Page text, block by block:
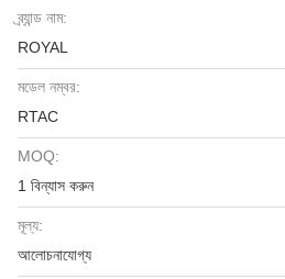
ব্র্যান্ড নাম:
ROYAL
মডেল নম্বর:
RTAC
MOQ:
1 বিন্যাস করুন
মূল্য:
আলোচনাযোগ্য